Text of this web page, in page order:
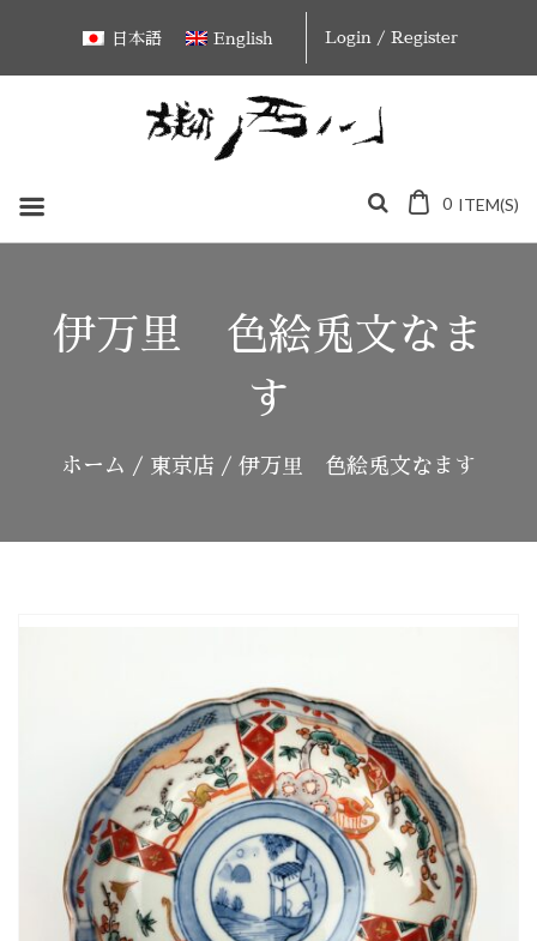
content
日本語 English Login / Register
0 ITEM(S)
伊万里 色絵兎文なま
す
ホーム / 東京店 / 伊万里 色絵兎文なます